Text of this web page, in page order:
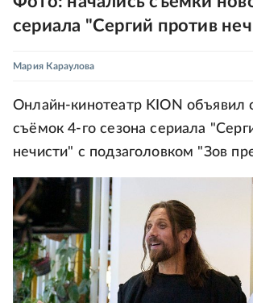
сериала "Сергий против
Мария Караулова
Онлайн-кинотеатр KION объявил
съёмок 4-го сезона сериала
нечисти" с подзаголовком "Зов